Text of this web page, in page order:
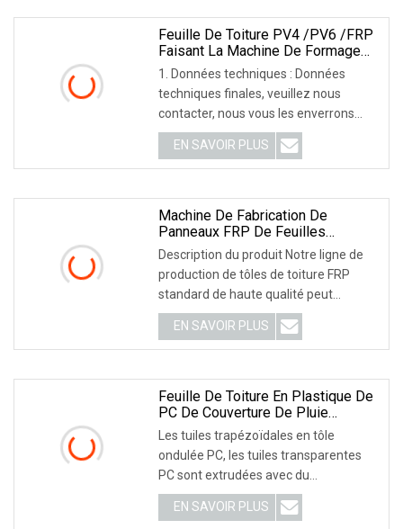
détaillées Matières premières :
Feuille De Toiture PV4 /PV6 /FRP
Faisant La Machine De Formage
De Rouleaux/machine De Pliage
De Panneaux De Toit En Tôle
Colorée En Acier
1. Données techniques : Données
techniques finales, veuillez nous
contacter, nous vous les enverrons
selon votre dessin de taille. Pièces
principales de la machine : 2.expédition
3.atelier 4.FAQ (1)Êtes-vous fabricant
EN SAVOIR PLUS
Machine De Fabrication De
Panneaux FRP De Feuilles
Solaires De Bonne Qualité
Description du produit Notre ligne de
production de tôles de toiture FRP
standard de haute qualité peut
fabriquer en continu des tôles
ondulées FRP de haute qualité à partir
de tôles de toiture simples.
détaillées Matières premières :
EN SAVOIR PLUS
Feuille De Toiture En Plastique De
PC De Couverture De Pluie
Colorée Transparente Ondulée
Résistante Aux UV Pour Le
Matériau De Construction De
Hangar
Les tuiles trapézoïdales en tôle
ondulée PC, les tuiles transparentes
PC sont extrudées avec du
polycarbonate et sont en même temps
des tuiles automatiquement
EN SAVOIR PLUS